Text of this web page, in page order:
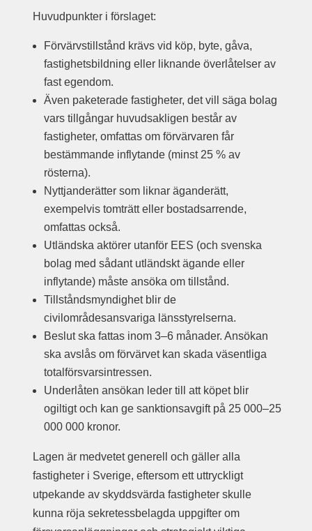
Huvudpunkter i förslaget:
Förvärvstillstånd krävs vid köp, byte, gåva,
fastighetsbildning eller liknande överlåtelser av
fast egendom.
Även paketerade fastigheter, det vill säga bolag
vars tillgångar huvudsakligen består av
fastigheter, omfattas om förvärvaren får
bestämmande inflytande (minst 25 % av
rösterna).
Nyttjanderätter som liknar äganderätt,
exempelvis tomträtt eller bostadsarrende,
omfattas också.
Utländska aktörer utanför EES (och svenska
bolag med sådant utländskt ägande eller
inflytande) måste ansöka om tillstånd.
Tillståndsmyndighet blir de
civilområdesansvariga länsstyrelserna.
Beslut ska fattas inom 3–6 månader. Ansökan
ska avslås om förvärvet kan skada väsentliga
totalförsvarsintressen.
Underlåten ansökan leder till att köpet blir
ogiltigt och kan ge sanktionsavgift på 25 000–25
000 000 kronor.
Lagen är medvetet generell och gäller alla
fastigheter i Sverige, eftersom ett uttryckligt
utpekande av skyddsvärda fastigheter skulle
kunna röja sekretessbelagda uppgifter om